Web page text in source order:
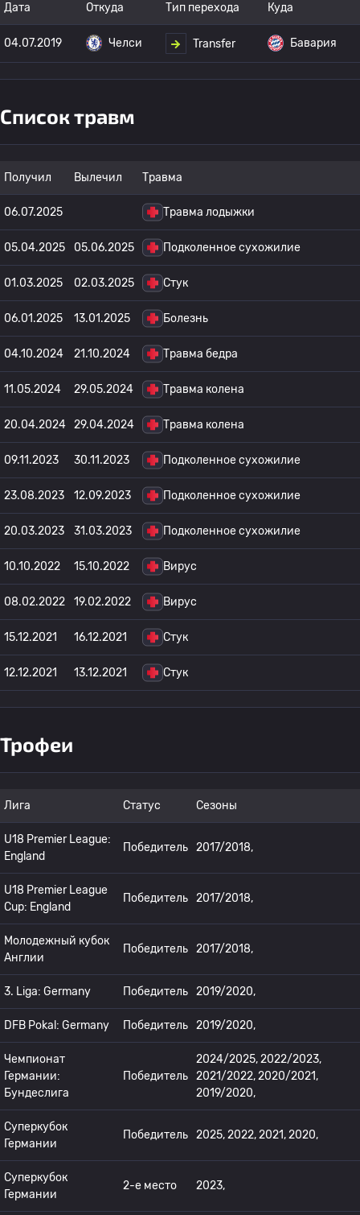
Дата Откуда Тип перехода Куда
04.07.2019 Челси Transfer Бавария
Список травм
Получил Вылечил Травма
06.07.2025 Травма лодыжки
05.04.2025 05.06.2025 Подколенное сухожилие
01.03.2025 02.03.2025 Стук
06.01.2025 13.01.2025 Болезнь
04.10.2024 21.10.2024 Травма бедра
11.05.2024 29.05.2024 Травма колена
20.04.2024 29.04.2024 Травма колена
09.11.2023 30.11.2023 Подколенное сухожилие
23.08.2023 12.09.2023 Подколенное сухожилие
20.03.2023 31.03.2023 Подколенное сухожилие
10.10.2022 15.10.2022 Вирус
08.02.2022 19.02.2022 Вирус
15.12.2021 16.12.2021 Стук
12.12.2021 13.12.2021 Стук
Трофеи
Лига Статус Сезоны
U18 Premier League:
England
Победитель 2017/2018,
U18 Premier League
Cup: England
Победитель 2017/2018,
Молодежный кубок
Англии
Победитель 2017/2018,
3. Liga: Germany Победитель 2019/2020,
DFB Pokal: Germany Победитель 2019/2020,
Чемпионат
Германии:
Бундеслига
Победитель
2024/2025, 2022/2023,
2021/2022, 2020/2021,
2019/2020,
Суперкубок
Германии
Победитель 2025, 2022, 2021, 2020,
Суперкубок
Германии
2-е место 2023,